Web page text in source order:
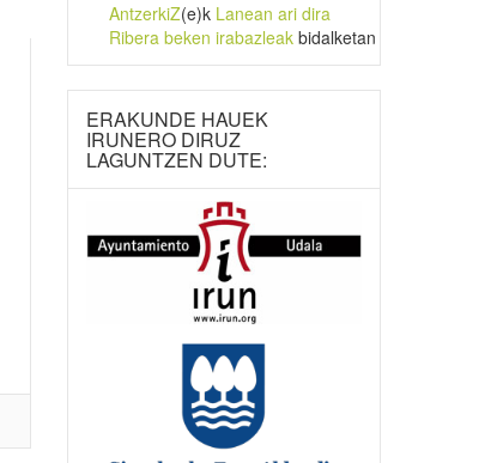
AntzerkiZ(e)k Lanean ari dira
Ribera beken irabazleakbidalketan
ERAKUNDE HAUEK
IRUNERO DIRUZ
LAGUNTZEN DUTE: